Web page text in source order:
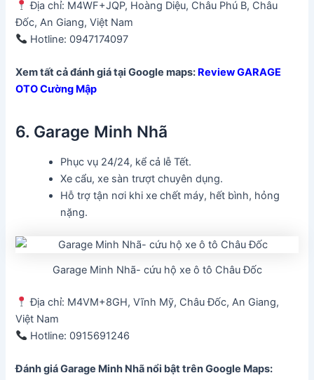
Địa chỉ: M4WF+JQP, Hoàng Diệu, Châu Phú B, Châu
Đốc, An Giang, Việt Nam
Hotline: 0947174097
Xem tất cả đánh giá tại Google maps: Review GARAGE
OTO Cường Mập
6. Garage Minh Nhã
Phục vụ 24/24, kể cả lễ Tết.
Xe cẩu, xe sàn trượt chuyên dụng.
Hỗ trợ tận nơi khi xe chết máy, hết bình, hỏng
nặng.
Garage Minh Nhã- cứu hộ xe ô tô Châu Đốc
Địa chỉ: M4VM+8GH, Vĩnh Mỹ, Châu Đốc, An Giang,
Việt Nam
Hotline: 0915691246
Đánh giá Garage Minh Nhãnổi bật trên Google Maps: